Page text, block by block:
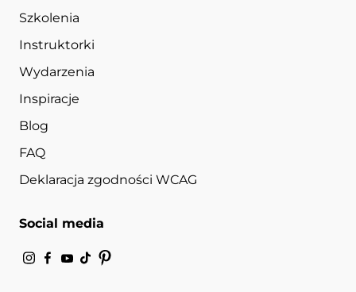
Szkolenia
Instruktorki
Wydarzenia
Inspiracje
Blog
FAQ
Deklaracja zgodności WCAG
Social media